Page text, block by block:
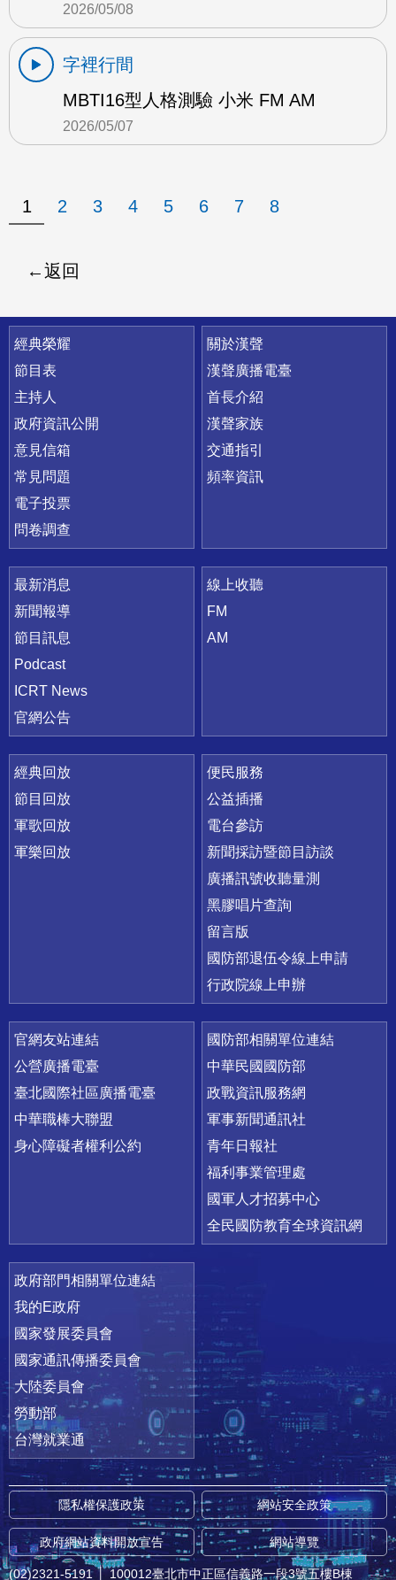
2026/05/08
字裡行間
MBTI16型人格測驗 小米 FM AM
2026/05/07
1 2 3 4 5 6 7 8
返回
快速連結
經典榮耀
節目表
主持人
政府資訊公開
意見信箱
常見問題
電子投票
問卷調查
關於漢聲
漢聲廣播電臺
首長介紹
漢聲家族
交通指引
頻率資訊
最新消息
新聞報導
節目訊息
Podcast
ICRT News
官網公告
線上收聽
FM
AM
經典回放
節目回放
軍歌回放
軍樂回放
便民服務
公益插播
電台參訪
新聞採訪暨節目訪談
廣播訊號收聽量測
黑膠唱片查詢
留言版
國防部退伍令線上申請
行政院線上申辦
官網友站連結
公營廣播電臺
臺北國際社區廣播電臺
中華職棒大聯盟
身心障礙者權利公約
國防部相關單位連結
中華民國國防部
政戰資訊服務網
軍事新聞通訊社
青年日報社
福利事業管理處
國軍人才招募中心
全民國防教育全球資訊網
政府部門相關單位連結
我的E政府
國家發展委員會
國家通訊傳播委員會
大陸委員會
勞動部
台灣就業通
隱私權保護政策 網站安全政策
政府網站資料開放宣告 網站導覽
(02)2321-5191 │ 100012臺北市中正區信義路一段3號五樓B棟